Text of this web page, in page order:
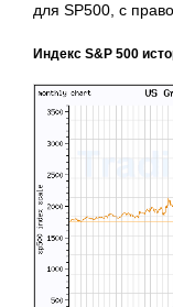
для SP500, с
Индекс S&P 500